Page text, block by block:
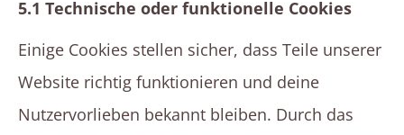
5.1 Technische oder funktionelle Cookies
Einige Cookies stellen sicher, dass Teile unserer
Website richtig funktionieren und deine
Nutzervorlieben bekannt bleiben. Durch das